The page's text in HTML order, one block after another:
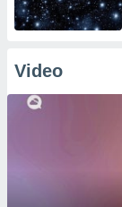
Video